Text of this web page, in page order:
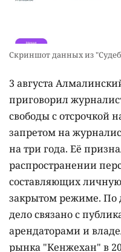
Скриншот данных из
3 августа
приговорил
свободы с отсрочкой
запретом на
на три года. Её
распространении
составляющих
закрытом режиме.
дело связано с
арендаторами и
рынка "Кенжехан" в